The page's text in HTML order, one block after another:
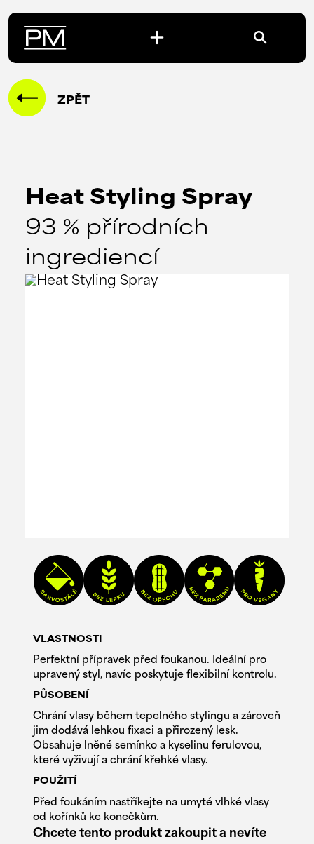
ZPĚT
Heat Styling Spray
93 % přírodních
ingrediencí
VLASTNOSTI
Perfektní přípravek před foukanou. Ideální pro
upravený styl, navíc poskytuje flexibilní kontrolu.
PŮSOBENÍ
Chrání vlasy během tepelného stylingu a zároveň
jim dodává lehkou fixaci a přirozený lesk.
Obsahuje lněné semínko a kyselinu ferulovou,
které vyživují a chrání křehké vlasy.
POUŽITÍ
Před foukáním nastříkejte na umyté vlhké vlasy
od kořínků ke konečkům.
Chcete tento produkt zakoupit a nevíte